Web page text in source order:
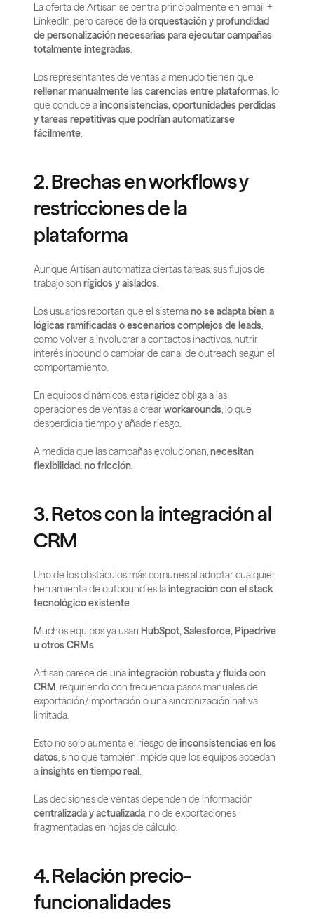
La oferta de Artisan se centra principalmente en email +
LinkedIn, pero carece de la orquestación y profundidad
de personalización necesarias para ejecutar campañas
totalmente integradas.
rellenar manualmente las carencias entre plataformas, lo
que conduce a inconsistencias, oportunidades perdidas
y tareas repetitivas que podrían automatizarse
fácilmente.
2. Brechas en workflows y
restricciones de la
plataforma
Aunque Artisan automatiza ciertas tareas, sus flujos de
trabajo son rígidos y aislados.
Los usuarios reportan que el sistema no se adapta bien a
lógicas ramificadas o escenarios complejos de leads,
como volver a involucrar a contactos inactivos, nutrir
interés inbound o cambiar de canal de outreach según el
comportamiento.
En equipos dinámicos, esta rigidez obliga a las
operaciones de ventas a crear workarounds, lo que
desperdicia tiempo y añade riesgo.
A medida que las campañas evolucionan, necesitan
flexibilidad, no fricción.
3. Retos con la integración al
CRM
Uno de los obstáculos más comunes al adoptar cualquier
herramienta de outbound es la integración con el stack
tecnológico existente.
Muchos equipos ya usan HubSpot, Salesforce, Pipedrive
u otros CRMs.
Artisan carece de una integración robusta y fluida con
CRM, requiriendo con frecuencia pasos manuales de
exportación/importación o una sincronización nativa
limitada.
Esto no solo aumenta el riesgo de inconsistencias en los
datos, sino que también impide que los equipos accedan
a insights en tiempo real.
centralizada y actualizada, no de exportaciones
fragmentadas en hojas de cálculo.
4. Relación precio-
funcionalidades